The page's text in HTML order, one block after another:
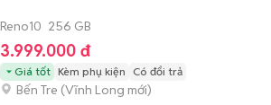
Reno10 256 GB
3.999.000 đ
Giá tốt Kèm phụ kiện Có đổi trả
Bến Tre (Vĩnh Long mới)